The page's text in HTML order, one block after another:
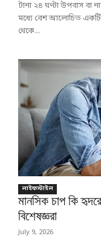
টানা ২৪ ঘণ্টা উপবাস বা
মধ্যে বেশ আলোচিত একটি
থেকে...
লাইফস্টাইল
মানসিক চাপ কি
বিশেষজ্ঞরা
July 9, 2026